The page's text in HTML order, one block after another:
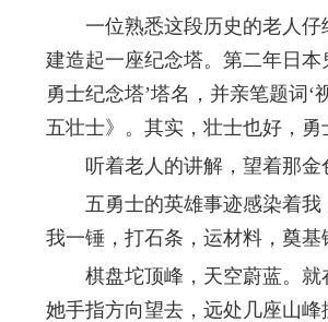
一位熟悉这段历史的老人仔细
建造起一座纪念塔。第二年日
勇士纪念塔’塔名，并亲笔题词
五壮士》。其实，壮士也好，
听着老人的讲解，望着那金
五勇士的英雄事迹感染着我
我一锤，打石条，运材料，奠
棋盘坨顶峰，天空蔚蓝。就
她手指方向望去，远处几座山